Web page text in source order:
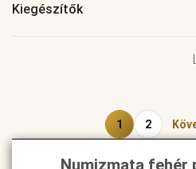
Kiegészítők
1 2
Numizmata fehér